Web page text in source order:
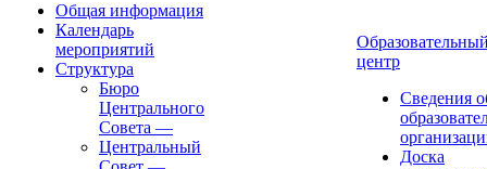
Общая информация
Календарь
мероприятий
Структура
Бюро
Центрального
Совета —
Центральный
центр
Сведения
Доска